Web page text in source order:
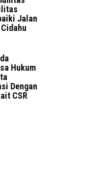
Jalan
Hukum
Dengan
CSR